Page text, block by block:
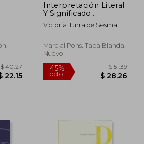
Interpretación Literal
Y Significado
Convencional. Una
Reflexión Sobre Los
Interpretación Jurídi
Victoria Iturralde Sesma
Marcial Pons, Tapa Blanda,
Nuevo